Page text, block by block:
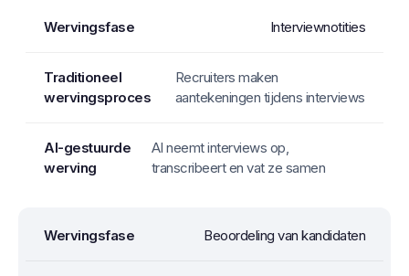
Interviewnotities
Recruiters maken
aantekeningen tijdens interviews
AI neemt interviews op,
transcribeert en vat ze samen
Beoordeling van kandidaten